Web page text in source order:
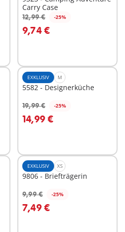
Carry Case
12,99 € -25%
9,74 €
In den Warenkorb
EXKLUSIV M
5582 - Designerküche
19,99 € -25%
14,99 €
In den Warenkorb
EXKLUSIV XS
9806 - Briefträgerin
9,99 € -25%
7,49 €
In den Warenkorb